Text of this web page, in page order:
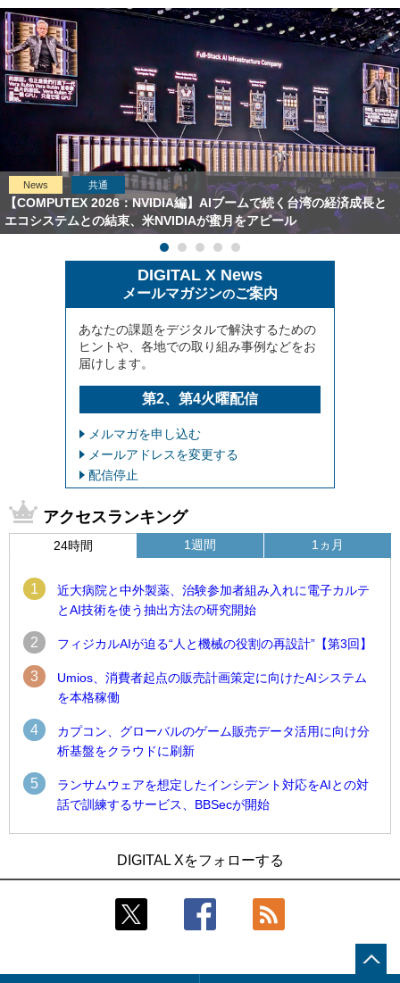
News 共通
【COMPUTEX 2026：NVIDIA編】AIブームで続く台湾の経済成長と
エコシステムとの結束、米NVIDIAが蜜月をアピール
DIGITAL X News
メールマガジンのご案内
あなたの課題をデジタルで解決するための
ヒントや、各地での取り組み事例などをお
届けします。
第2、第4火曜配信
メルマガを申し込む
メールアドレスを変更する
配信停止
アクセスランキング
24時間
1
近大病院と中外製薬、治験参加者組み入れに電子カルテ
とAI技術を使う抽出方法の研究開始
2 フィジカルAIが迫る“人と機械の役割の再設計”【第3回】
3
Umios、消費者起点の販売計画策定に向けたAIシステム
を本格稼働
4
カプコン、グローバルのゲーム販売データ活用に向け分
析基盤をクラウドに刷新
5
ランサムウェアを想定したインシデント対応をAIとの対
話で訓練するサービス、BBSecが開始
1週間
近大病院と中外製薬、治験参加者組み入れに電子カルテとAI
技術を使う抽出方法の研究開始
1ヵ月
合基盤を本格稼働
鹿島建設、鋼管柱へのコンクリート充填時の異常を検出する
AIを遠隔監視システムに実装
DIGITAL Xをフォローする